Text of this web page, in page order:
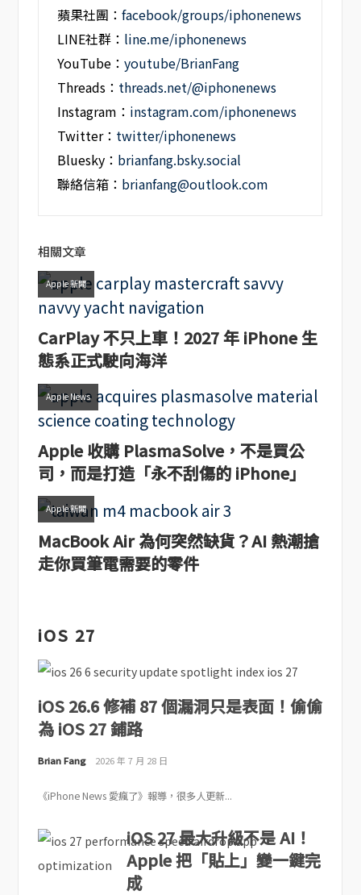
蘋果社團：facebook/groups/iphonenews
LINE社群： line.me/iphonenews
YouTube：youtube/BrianFang
Threads： threads.net/@iphonenews
Instagram： instagram.com/iphonenews
Twitter： twitter/iphonenews
Bluesky： brianfang.bsky.social
聯絡信箱： brianfang@outlook.com
相關文章
Apple 新聞
CarPlay 不只上車！2027 年 iPhone 生
態系正式駛向海洋
Apple News
Apple 收購 PlasmaSolve，不是買公
司，而是打造「永不刮傷的 iPhone」
Apple 新聞
MacBook Air 為何突然缺貨？AI 熱潮搶
走你買筆電需要的零件
iOS 27
iOS 26.6 修補 87 個漏洞只是表面！偷偷
為 iOS 27 鋪路
Brian Fang 2026 年 7 月 28 日
《iPhone News 愛瘋了》報導，很多人更新...
iOS 27 最大升級不是 AI！
Apple 把「貼上」變一鍵完
成